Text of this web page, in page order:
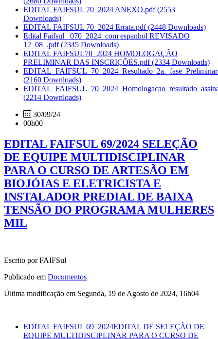
EDITAL FAIFSUL 70_2024 ANEXO.pdf(2553
Downloads)
EDITAL FAIFSUL 70_2024 Errata.pdf(2448 Downloads)
Edital Faifsul _070_2024_com espanhol REVISADO
12_08_.pdf(2345 Downloads)
EDITAL FAIFSUL70_2024 HOMOLOGAÇÃO
PRELIMINAR DAS INSCRIÇÕES.pdf(2334 Downloads)
(2160 Downloads)
(2214 Downloads)
30/09/24
00h00
EDITAL FAIFSUL 69/2024 SELEÇÃO
DE EQUIPE MULTIDISCIPLINAR
PARA O CURSO DE ARTESÃO EM
BIOJÓIAS E ELETRICISTA E
INSTALADOR PREDIAL DE BAIXA
TENSÃO DO PROGRAMA MULHERES
MIL
Escrito por FAIFSul
Publicado em Documentos
Última modificação em Segunda, 19 de Agosto de 2024, 16h04
EDITAL FAIFSUL 69_2024EDITAL DE SELEÇÃO DE
EQUIPE MULTIDISCIPLINAR PARA O CURSO DE